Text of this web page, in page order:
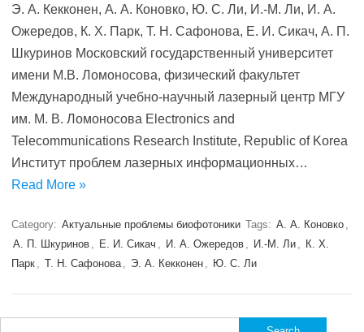
Э. А. Кекконен, А. А. Коновко, Ю. С. Ли, И.-М. Ли, И. А.
Ожередов, К. Х. Парк, Т. Н. Сафонова, Е. И. Сикач, А. П.
Шкуринов Московский государственный университет
имени М.В. Ломоносова, физический факультет
Международный учебно-научный лазерный центр МГУ
им. М. В. Ломоносова Electronics and
Telecommunications Research Institute, Republic of Korea
Институт проблем лазерных информационных…
Read More »
Category: Актуальные проблемы биофотоники Tags: А. А. Коновко ,
А. П. Шкуринов , Е. И. Сикач , И. А. Ожередов , И.-М. Ли , К. Х.
Парк , Т. Н. Сафонова , Э. А. Кекконен , Ю. С. Ли